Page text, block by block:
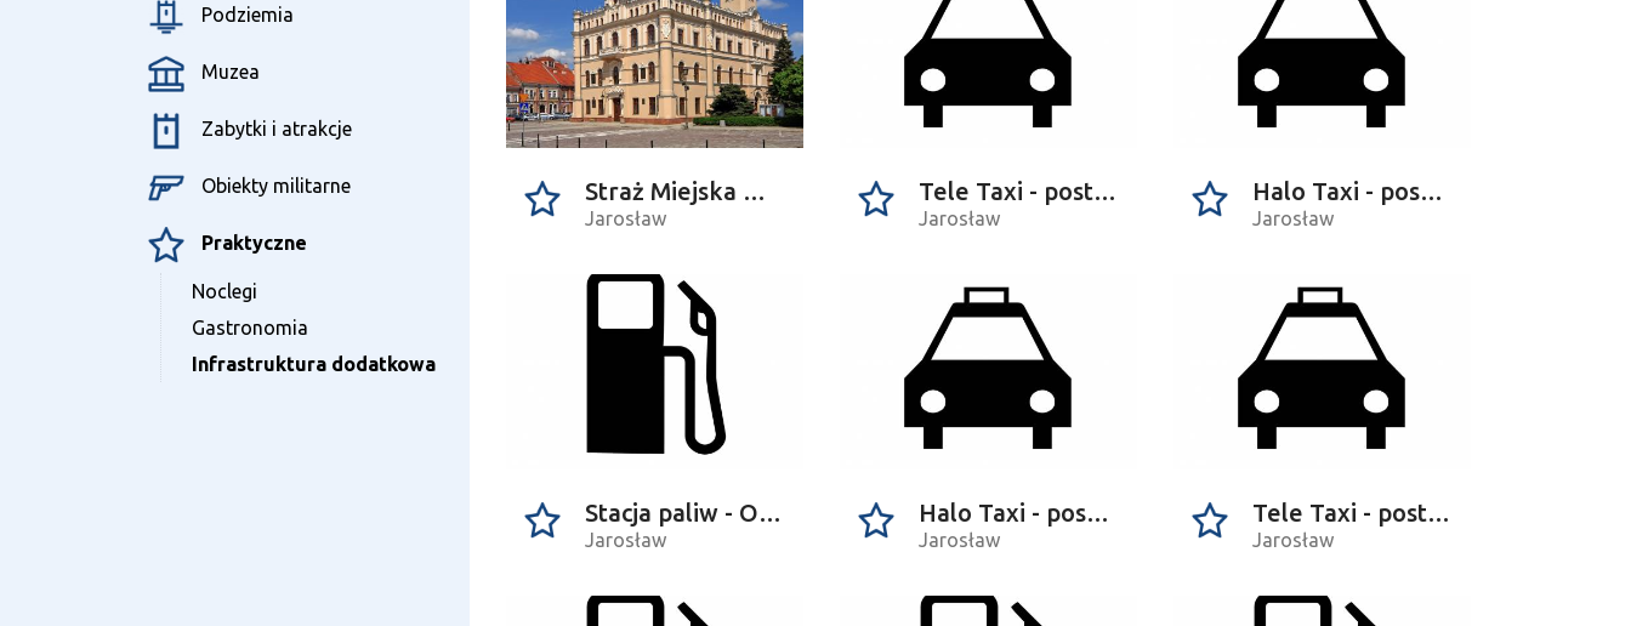
Podziemia
Muzea
Zabytki i atrakcje
Obiekty militarne
Praktyczne
Noclegi
Gastronomia
Infrastruktura dodatkowa
Straż Miejska w Jarosławiu
Jarosław
Tele Taxi - postój na Piekarskiej
Jarosław
Halo Taxi - postój na Piekarskiej
Jarosław
Stacja paliw - Orlen
Jarosław
Halo Taxi - postój przy dworcu
Jarosław
Tele Taxi - postój przy dworcu
Jarosław